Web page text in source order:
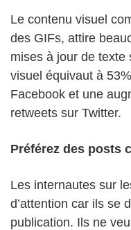
Le contenu visuel
des GIFs, attire
mises à jour de texte
visuel équivaut à
Facebook et une
retweets sur Twitter.
Préférez des posts
Les internautes sur
d’attention car ils se
publication. Ils ne